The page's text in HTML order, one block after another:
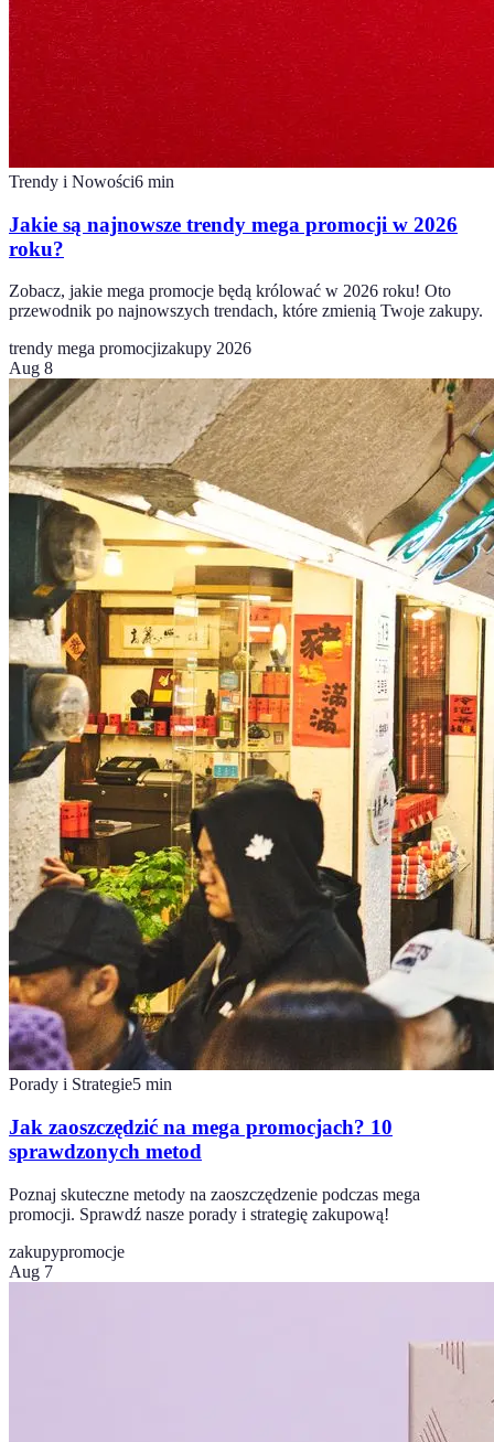
Trendy i Nowości6 min
Jakie są najnowsze trendy mega promocji w 2026
roku?
Zobacz, jakie mega promocje będą królować w 2026 roku! Oto
przewodnik po najnowszych trendach, które zmienią Twoje zakupy.
trendy mega promocjizakupy 2026
Aug 8
Porady i Strategie5 min
Jak zaoszczędzić na mega promocjach? 10
sprawdzonych metod
Poznaj skuteczne metody na zaoszczędzenie podczas mega
promocji. Sprawdź nasze porady i strategię zakupową!
zakupypromocje
Aug 7